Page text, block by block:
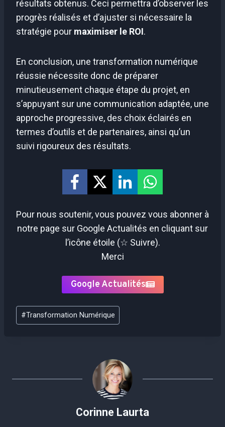
résultats obtenus. Ceci permettra d’observer les
progrès réalisés et d’ajuster si nécessaire la
stratégie pour maximiser le ROI.
En conclusion, une transformation numérique
réussie nécessite donc de préparer
minutieusement chaque étape du projet, en
s’appuyant sur une communication adaptée, une
approche progressive, des choix éclairés en
termes d’outils et de partenaires, ainsi qu’un
suivi rigoureux des résultats.
Pour nous soutenir, vous pouvez vous abonner à
notre page sur Google Actualités en cliquant sur
l’icône étoile (☆ Suivre).
Merci
Google Actualités
Étiquettes
de
#Transformation Numérique
Corinne Laurta